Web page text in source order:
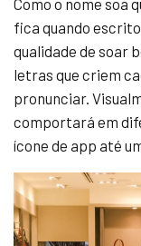
Como o nome soa
fica quando
qualidade de soar
letras que criem
pronunciar.
comportará em
ícone de app até